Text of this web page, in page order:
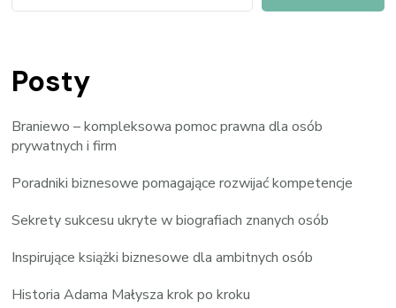
Posty
Braniewo – kompleksowa pomoc prawna dla osób
prywatnych i firm
Poradniki biznesowe pomagające rozwijać kompetencje
Sekrety sukcesu ukryte w biografiach znanych osób
Inspirujące książki biznesowe dla ambitnych osób
Historia Adama Małysza krok po kroku